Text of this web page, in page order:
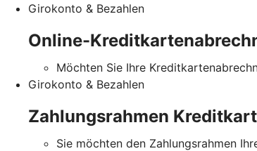
Girokonto & Bezahlen
Online-
Möchten Sie Ihre
Girokonto & Bezahlen
Zahlungsrahmen
Sie möchten den Zahlungsrahmen